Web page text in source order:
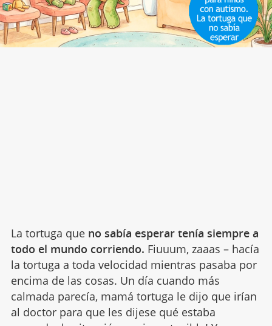
La tortuga queno sabía esperar tenía siempre a
todo el mundo corriendo. Fiuuum, zaaas – hacía
la tortuga a toda velocidad mientras pasaba por
encima de las cosas. Un día cuando más
calmada parecía, mamá tortuga le dijo que irían
al doctor para que les dijese qué estaba